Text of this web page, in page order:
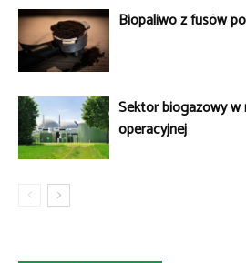
Biopaliwo z fusów
Sektor biogazowy
operacyjnej